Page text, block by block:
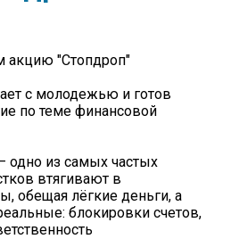
акцию "Стопдроп"
с молодежью и готов
по теме финансовой
одно из самых частых
втягивают в
обещая лёгкие деньги, а
блокировки счетов,